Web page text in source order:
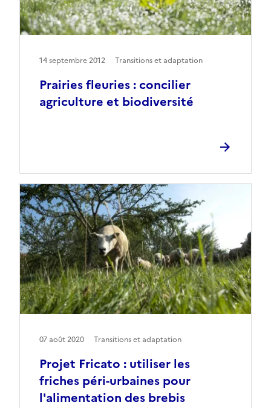
Prairies fleuries : concilier
agriculture et biodiversité
14 septembre 2012 Transitions et adaptation
Projet Fricato : utiliser les
friches péri-urbaines pour
l'alimentation des brebis
07 août 2020 Transitions et adaptation